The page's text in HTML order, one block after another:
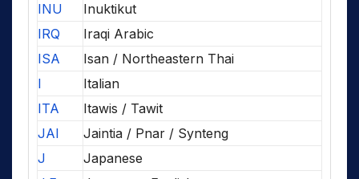
INU
Inuktikut
IRQ
Iraqi Arabic
ISA
Isan / Northeastern Thai
I
Italian
ITA
Itawis / Tawit
JAI
Jaintia / Pnar / Synteng
J
Japanese